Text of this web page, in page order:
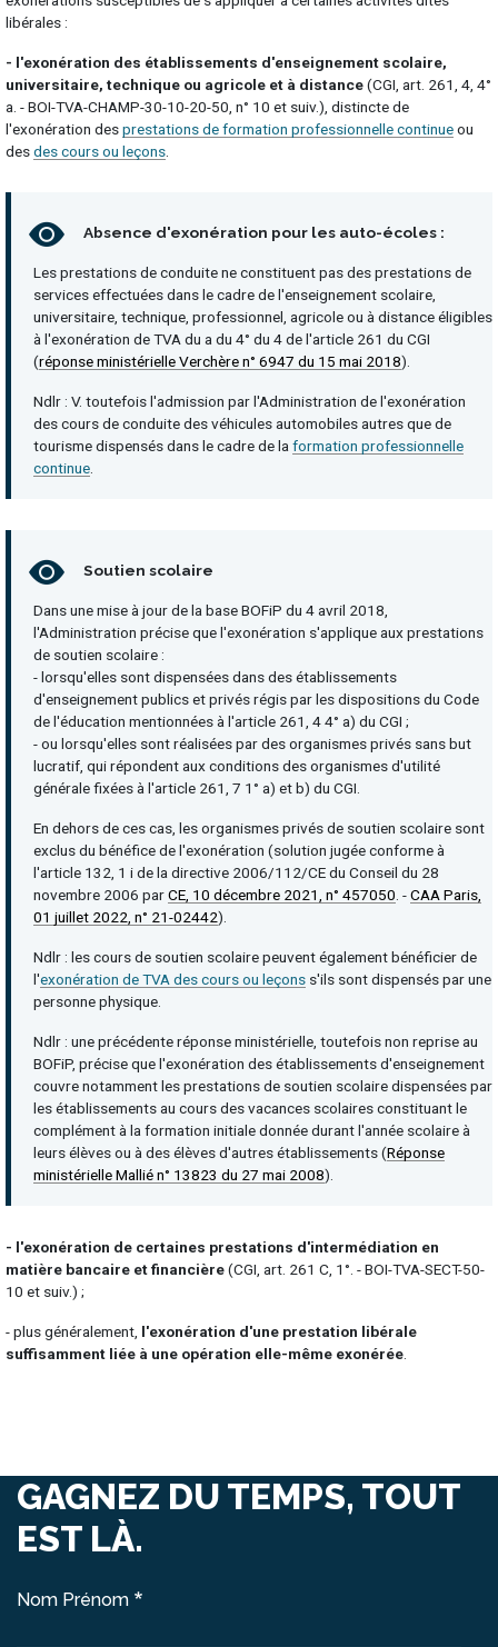
libérales :
- l'exonération des établissements d'enseignement scolaire,
universitaire, technique ou agricole et à distance(CGI, art. 261, 4, 4°
a. - BOI-TVA-CHAMP-30-10-20-50, n° 10 et suiv.), distincte de
l'exonération desprestations de formation professionnelle continueou
desdes cours ou leçons
Absence d'exonération pour les auto-écoles :
Les prestations de conduite ne constituent pas des prestations de
services effectuées dans le cadre de l'enseignement scolaire,
universitaire, technique, professionnel, agricole ou à distance éligibles
à l'exonération de TVA du a du 4° du 4 de l'article 261 du CGI
(réponse ministérielle Verchère n° 6947 du 15 mai 2018).
Ndlr : V. toutefois l'admission par l'Administration de l'exonération
des cours de conduite des véhicules automobiles autres que de
tourisme dispensés dans le cadre de laformation professionnelle
continue.
Soutien scolaire
Dans une mise à jour de la base BOFiP du 4 avril 2018,
l'Administration précise que l'exonération s'applique aux prestations
de soutien scolaire :
- lorsqu'elles sont dispensées dans des établissements
d'enseignement publics et privés régis par les dispositions du Code
de l'éducation mentionnées à l'article 261, 4 4° a) du CGI ;
- ou lorsqu'elles sont réalisées par des organismes privés sans but
lucratif, qui répondent aux conditions des organismes d'utilité
générale fixées à l'article 261, 7 1° a) et b) du CGI.
En dehors de ces cas, les organismes privés de soutien scolaire sont
exclus du bénéfice de l'exonération (solution jugée conforme à
l'article 132, 1 i de la directive 2006/112/CE du Conseil du 28
novembre 2006 parCE, 10 décembre 2021, n° 457050 . -CAA Paris,
01 juillet 2022, n° 21-02442).
Ndlr : les cours de soutien scolaire peuvent également bénéficier de
l'exonération de TVA des cours ou leçons s'ils sont dispensés par une
personne physique.
Ndlr : une précédente réponse ministérielle, toutefois non reprise au
BOFiP, précise que l'exonération des établissements d'enseignement
couvre notamment les prestations de soutien scolaire dispensées par
les établissements au cours des vacances scolaires constituant le
complément à la formation initiale donnée durant l'année scolaire à
leurs élèves ou à des élèves d'autres établissements (Réponse
ministérielle Mallié n° 13823 du 27 mai 2008).
- l'exonération de certaines prestations d'intermédiation en
matière bancaire et financière(CGI, art. 261 C, 1°. - BOI-TVA-SECT-50-
10 et suiv.) ;
- plus généralement, l'exonération d'une prestation libérale
suffisamment liée à une opération elle-même exonérée.
GAGNEZ DU TEMPS, TOUT
EST LÀ.
Nom Prénom